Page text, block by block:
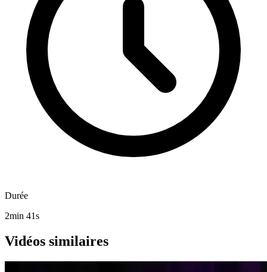
Durée
2min 41s
Vidéos similaires